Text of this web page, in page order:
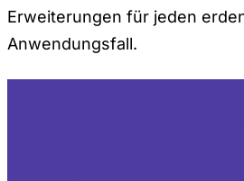
Erweiterungen für jeden
Anwendungsfall.